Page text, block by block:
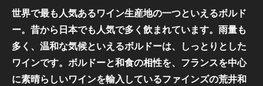
世界で最も人気あるワイン生産地の一つといえるボルド
ー。昔から日本でも人気で多く飲まれています。雨量も
多く、温和な気候といえるボルドーは、しっとりとした
ワインです。ボルドーと和食の相性を、フランスを中心
に素晴らしいワインを輸入しているファインズの荒井和